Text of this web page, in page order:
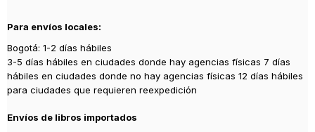
2023
Para envíos locales:
Bogotá: 1-2 días hábiles
3-5 días hábiles en ciudades donde hay agencias físicas 7 días
hábiles en ciudades donde no hay agencias físicas 12 días hábiles
para ciudades que requieren reexpedición
Envíos de libros importados